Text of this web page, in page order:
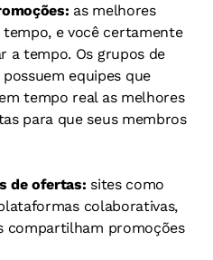
as melhores
e você certamente
a tempo. Os grupos de
equipes que
tempo real as melhores
para que seus membros
de ofertas: sites como
colaborativas,
compartilham promoções